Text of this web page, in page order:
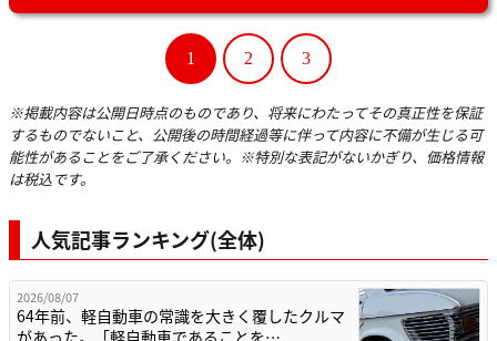
1 2 3
※掲載内容は公開日時点のものであり、将来にわたってその真正性を保証
するものでないこと、公開後の時間経過等に伴って内容に不備が生じる可
能性があることをご了承ください。※特別な表記がないかぎり、価格情報
は税込です。
人気記事ランキング(全体)
2026/08/07
64年前、軽自動車の常識を大きく覆したクルマ
があった。「軽自動車であることを…